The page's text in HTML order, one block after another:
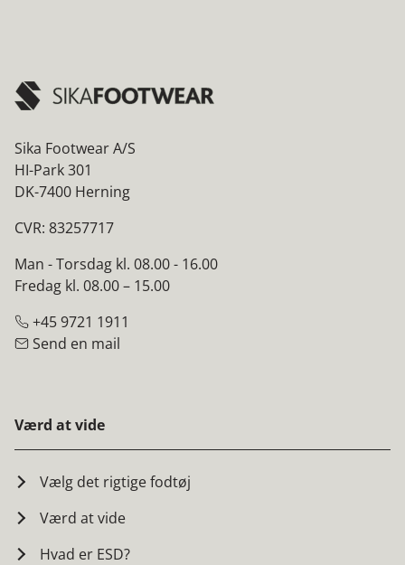
Sika Footwear A/S
HI-Park 301
DK-7400 Herning
CVR: 83257717
Man - Torsdag kl. 08.00 - 16.00
Fredag kl. 08.00 – 15.00
+45 9721 1911
Send en mail
Værd at vide
Vælg det rigtige fodtøj
Værd at vide
Hvad er ESD?